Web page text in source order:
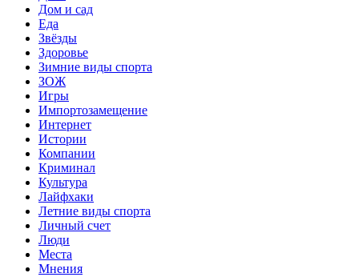
Дом и сад
Еда
Звёзды
Здоровье
Зимние виды спорта
ЗОЖ
Игры
Импортозамещение
Интернет
Истории
Компании
Криминал
Культура
Лайфхаки
Летние виды спорта
Личный счет
Люди
Места
Мнения